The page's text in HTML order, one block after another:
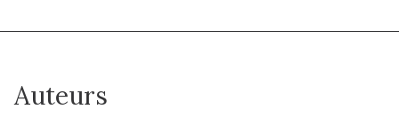
Auteurs